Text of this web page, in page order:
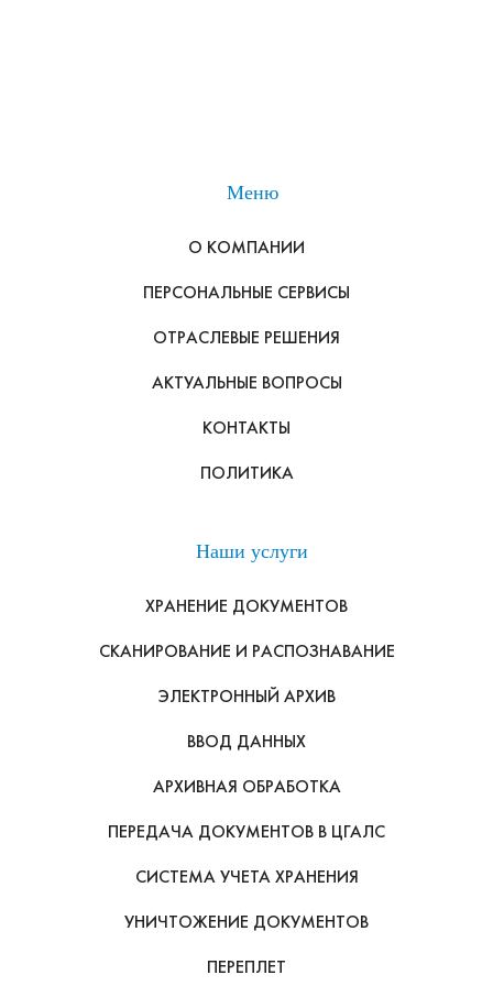
Меню
О КОМПАНИИ
ПЕРСОНАЛЬНЫЕ СЕРВИСЫ
ОТРАСЛЕВЫЕ РЕШЕНИЯ
АКТУАЛЬНЫЕ ВОПРОСЫ
КОНТАКТЫ
ПОЛИТИКА
Наши услуги
ХРАНЕНИЕ ДОКУМЕНТОВ
СКАНИРОВАНИЕ И РАСПОЗНАВАНИЕ
ЭЛЕКТРОННЫЙ АРХИВ
ВВОД ДАННЫХ
АРХИВНАЯ ОБРАБОТКА
ПЕРЕДАЧА ДОКУМЕНТОВ В ЦГАЛС
СИСТЕМА УЧЕТА ХРАНЕНИЯ
УНИЧТОЖЕНИЕ ДОКУМЕНТОВ
ПЕРЕПЛЕТ